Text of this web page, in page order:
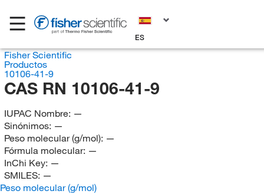
ES
Fisher Scientific
Productos
10106-41-9
CAS RN 10106-41-9
IUPAC Nombre: —
Sinónimos: —
Peso molecular (g/mol): —
Fórmula molecular: —
InChi Key: —
SMILES: —
Peso molecular (g/mol)